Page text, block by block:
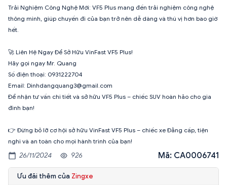
Trải Nghiệm Công Nghệ Mới: VF5 Plus mang đến trải nghiệm công nghệ
thông minh, giúp chuyến đi của bạn trở nên dễ dàng và thú vị hơn bao giờ
hết.
🚀 Liên Hệ Ngay Để Sở Hữu VinFast VF5 Plus!
Hãy gọi ngay Mr. Quang
Số điện thoại: 0931222704
Email: Dinhdangquang3@gmail.com
Để nhận tư vấn chi tiết và sở hữu VF5 Plus – chiếc SUV hoàn hảo cho gia
đình bạn!
👉 Đừng bỏ lỡ cơ hội sở hữu VinFast VF5 Plus – chiếc xe Đẳng cấp, tiện
nghi và an toàn cho mọi hành trình của bạn!
26/11/2024 926 Mã: CA0006741
Ưu đãi thêm của Zingxe